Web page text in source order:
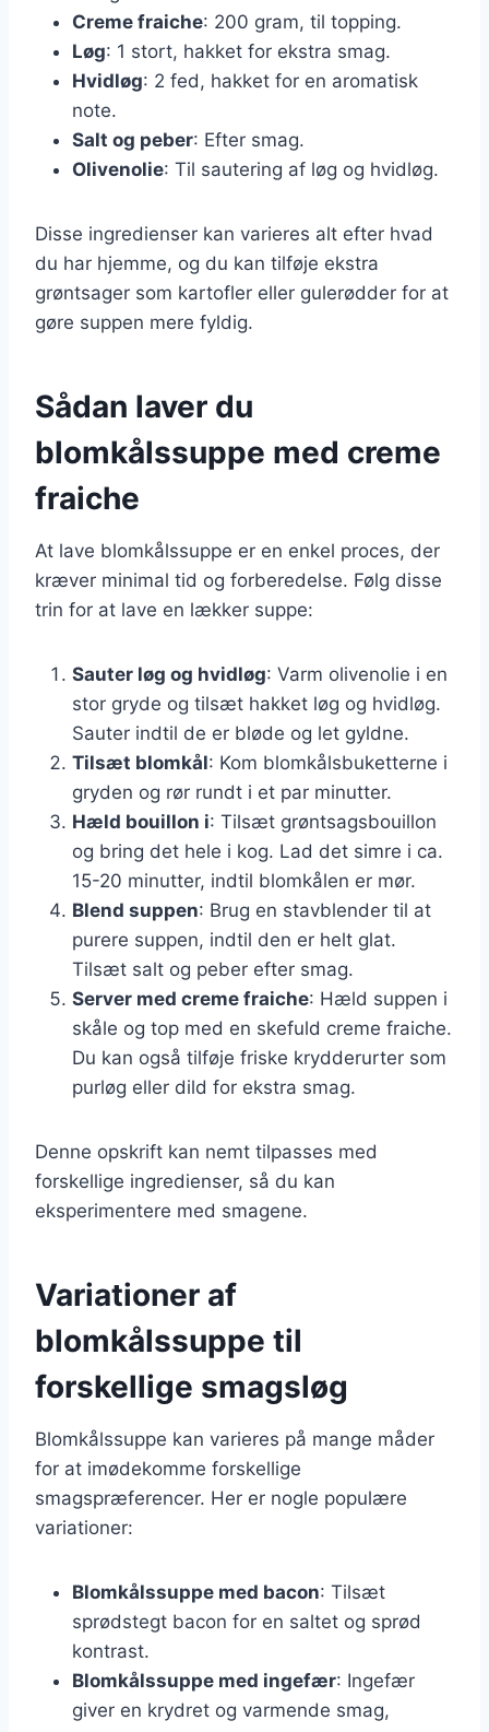
Creme fraiche: 200 gram, til topping.
Løg: 1 stort, hakket for ekstra smag.
Hvidløg: 2 fed, hakket for en aromatisk
note.
Salt og peber: Efter smag.
Olivenolie: Til sautering af løg og hvidløg.
Disse ingredienser kan varieres alt efter hvad
du har hjemme, og du kan tilføje ekstra
grøntsager som kartofler eller gulerødder for at
gøre suppen mere fyldig.
Sådan laver du
blomkålssuppe med creme
fraiche
At lave blomkålssuppe er en enkel proces, der
kræver minimal tid og forberedelse. Følg disse
trin for at lave en lækker suppe:
Sauter løg og hvidløg: Varm olivenolie i en
stor gryde og tilsæt hakket løg og hvidløg.
Sauter indtil de er bløde og let gyldne.
Tilsæt blomkål: Kom blomkålsbuketterne i
gryden og rør rundt i et par minutter.
Hæld bouillon i: Tilsæt grøntsagsbouillon
og bring det hele i kog. Lad det simre i ca.
15-20 minutter, indtil blomkålen er mør.
Blend suppen: Brug en stavblender til at
purere suppen, indtil den er helt glat.
Tilsæt salt og peber efter smag.
Server med creme fraiche: Hæld suppen i
skåle og top med en skefuld creme fraiche.
Du kan også tilføje friske krydderurter som
purløg eller dild for ekstra smag.
Denne opskrift kan nemt tilpasses med
forskellige ingredienser, så du kan
eksperimentere med smagene.
Variationer af
blomkålssuppe til
forskellige smagsløg
Blomkålssuppe kan varieres på mange måder
for at imødekomme forskellige
smagspræferencer. Her er nogle populære
variationer:
Blomkålssuppe med bacon: Tilsæt
sprødstegt bacon for en saltet og sprød
kontrast.
Blomkålssuppe med ingefær: Ingefær
giver en krydret og varmende smag,